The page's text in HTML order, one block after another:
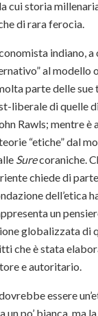
cui storia
di rara ferocia.
indiano,
al modello
parte delle sue
liberale di quelle
Rawls; mentre è
“etiche” dal
Surecoraniche.
chiede di
dell’etica
un
globalizzata di
che è stata
e autoritario.
essere
un po’ bianca, ma